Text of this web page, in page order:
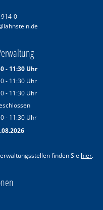
0
- 11:30Uhr
Von 08:30 bis 11:30 Uhr
- 11:30 Uhr
Von 08:30 bis 11:30 Uhr
- 11:30 Uhr
Von 08:30 bis 11:30 Uhr
- 11:30 Uhr
Von 08:30 bis 11:30 Uhr
finden Sie hier.